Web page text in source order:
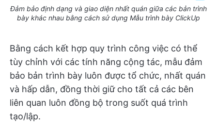
Đảm bảo định dạng và giao diện nhất quán giữa các bản trình
bày khác nhau bằng cách sử dụng Mẫu trình bày ClickUp
Bằng cách kết hợp quy trình công việc có thể
tùy chỉnh với các tính năng cộng tác, mẫu đảm
bảo bản trình bày luôn được tổ chức, nhất quán
và hấp dẫn, đồng thời giữ cho tất cả các bên
liên quan luôn đồng bộ trong suốt quá trình
tạo/lập.